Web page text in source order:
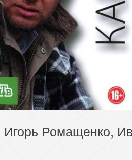
Игорь Ромащенко,